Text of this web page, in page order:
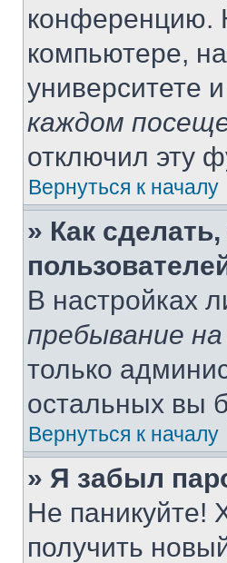
конференцию.
компьютере,
университете
каждом
отключил эту
Вернуться к началу
» Как
В настройках
пребывание
только
остальных вы
Вернуться к началу
» Я забыл
Не паникуйте!
получить